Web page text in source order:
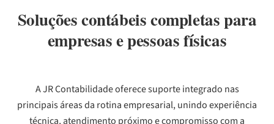
Soluções contábeis completas para
empresas e pessoas físicas
A JR Contabilidade oferece suporte integrado nas
principais áreas da rotina empresarial, unindo experiência
técnica, atendimento próximo e compromisso com a